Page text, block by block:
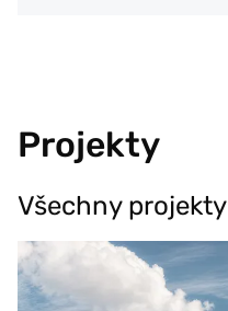
Projekty
Všechny projekty